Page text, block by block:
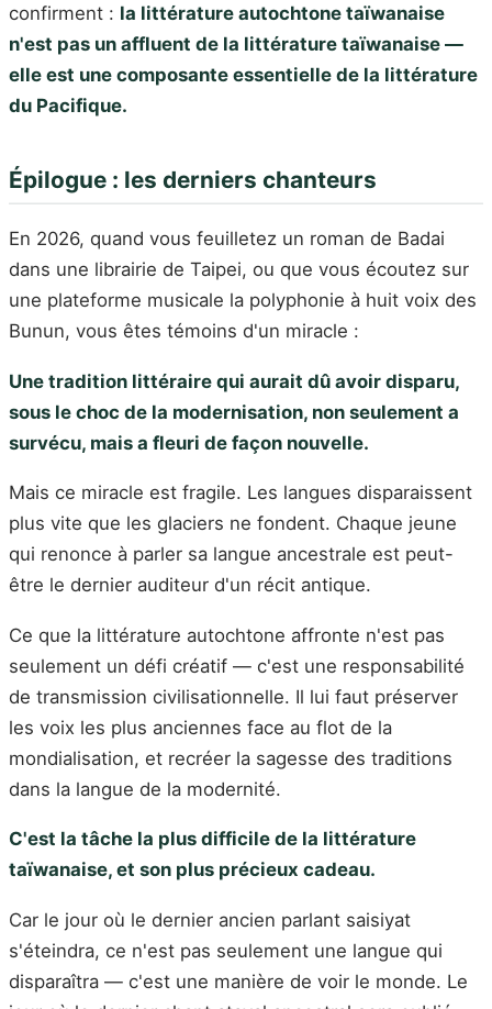
confirment : la littérature autochtone taïwanaise
n'est pas un affluent de la littérature taïwanaise —
elle est une composante essentielle de la littérature
du Pacifique.
Épilogue : les derniers chanteurs
En 2026, quand vous feuilletez un roman de Badai
dans une librairie de Taipei, ou que vous écoutez sur
une plateforme musicale la polyphonie à huit voix des
Bunun, vous êtes témoins d'un miracle :
Une tradition littéraire qui aurait dû avoir disparu,
sous le choc de la modernisation, non seulement a
survécu, mais a fleuri de façon nouvelle.
Mais ce miracle est fragile. Les langues disparaissent
plus vite que les glaciers ne fondent. Chaque jeune
qui renonce à parler sa langue ancestrale est peut-
être le dernier auditeur d'un récit antique.
Ce que la littérature autochtone affronte n'est pas
seulement un défi créatif — c'est une responsabilité
de transmission civilisationnelle. Il lui faut préserver
les voix les plus anciennes face au flot de la
mondialisation, et recréer la sagesse des traditions
dans la langue de la modernité.
C'est la tâche la plus difficile de la littérature
taïwanaise, et son plus précieux cadeau.
Car le jour où le dernier ancien parlant saisiyat
s'éteindra, ce n'est pas seulement une langue qui
disparaîtra — c'est une manière de voir le monde. Le